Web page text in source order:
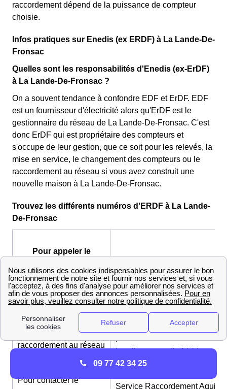
raccordement dépend de la puissance de compteur
choisie.
Infos pratiques sur Enedis (ex ERDF) à La Lande-De-
Fronsac
Quelles sont les responsabilités d'Enedis (ex-ErDF)
à La Lande-De-Fronsac ?
On a souvent tendance à confondre EDF et ErDF. EDF
est un fournisseur d'électricité alors qu'ErDF est le
gestionnaire du réseau de La Lande-De-Fronsac. C'est
donc ErDF qui est propriétaire des compteurs et
s'occupe de leur gestion, que ce soit pour les relevés, la
mise en service, le changement des compteurs ou le
raccordement au réseau si vous avez construit une
nouvelle maison à La Lande-De-Fronsac.
Trouvez les différents numéros d'ERDF à La Lande-
De-Fronsac
Pour appeler le
dépannage
ERDF
surtaxé)
Pour contacter le
raccordement au réseau
Service Raccordement
:
http://www.enedis.fr/
Pour contacter le
Service Raccordement
09 77 42 34 25